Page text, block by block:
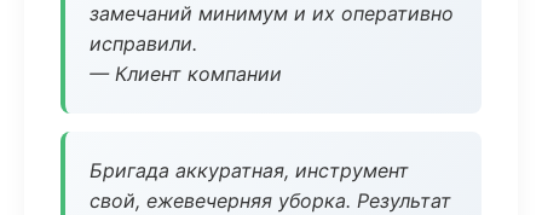
замечаний минимум и их оперативно
исправили.
— Клиент компании
Бригада аккуратная, инструмент
свой, ежевечерняя уборка. Результат